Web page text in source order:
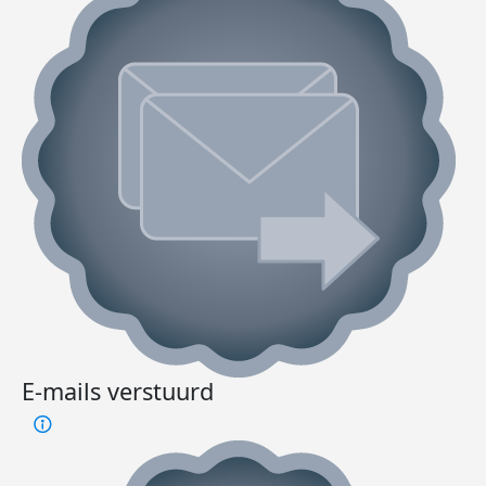
E-mails verstuurd